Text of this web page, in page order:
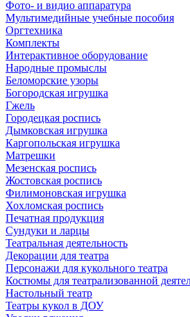
Фото- и видио аппаратура
Мультимедийные учебные пособия
Оргтехника
Комплекты
Интерактивное оборудование
Народные промыслы
Беломорские узоры
Богородская игрушка
Гжель
Городецкая роспись
Дымковская игрушка
Каргопольская игрушка
Матрешки
Мезенская роспись
Жостовская роспись
Филимоновская игрушка
Хохломская роспись
Печатная продукция
Сундуки и ларцы
Театральная деятельность
Декорации для театра
Персонажи для кукольного театра
Костюмы для театрализованной
Настольный театр
Театры кукол в ДОУ